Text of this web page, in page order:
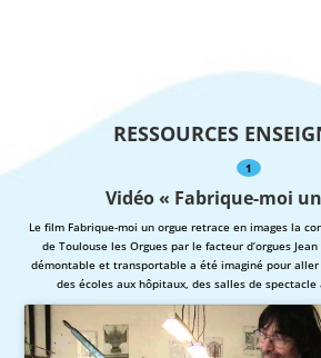
RESSOURCES
1
Vidéo « Fabrique-moi
Le film Fabrique-moi un orgue retrace en images la
de Toulouse les Orgues par le facteur d’orgues
démontable et transportable a été imaginé pour
des écoles aux hôpitaux, des salles de